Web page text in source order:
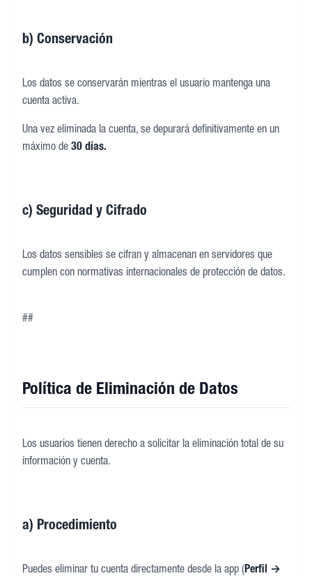
b) Conservación
Los datos se conservarán mientras el usuario mantenga una
cuenta activa.
Una vez eliminada la cuenta, se depurará definitivamente en un
máximo de 30 días.
c) Seguridad y Cifrado
Los datos sensibles se cifran y almacenan en servidores que
cumplen con normativas internacionales de protección de datos.
##
Política de Eliminación de Datos
Los usuarios tienen derecho a solicitar la eliminación total de su
información y cuenta.
a) Procedimiento
Puedes eliminar tu cuenta directamente desde la app (Perfil →